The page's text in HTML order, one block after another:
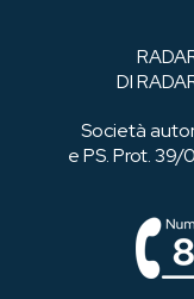
DI
Società
e PS. Prot.